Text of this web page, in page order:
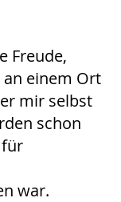
Freude,
einem Ort
mir selbst
schon
war.